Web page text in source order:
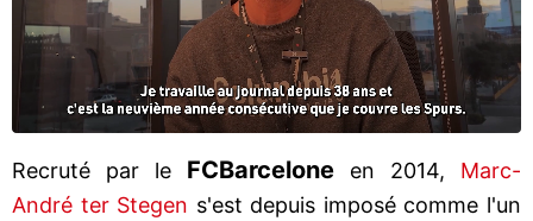
Recruté par le FCBarcelone en 2014, Marc-
André ter Stegen s'est depuis imposé comme l'un